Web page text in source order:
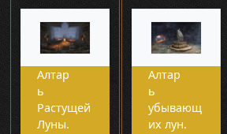
Алтар
ь
Растущей
Луны.
Алтар
ь
убывающ
их лун.